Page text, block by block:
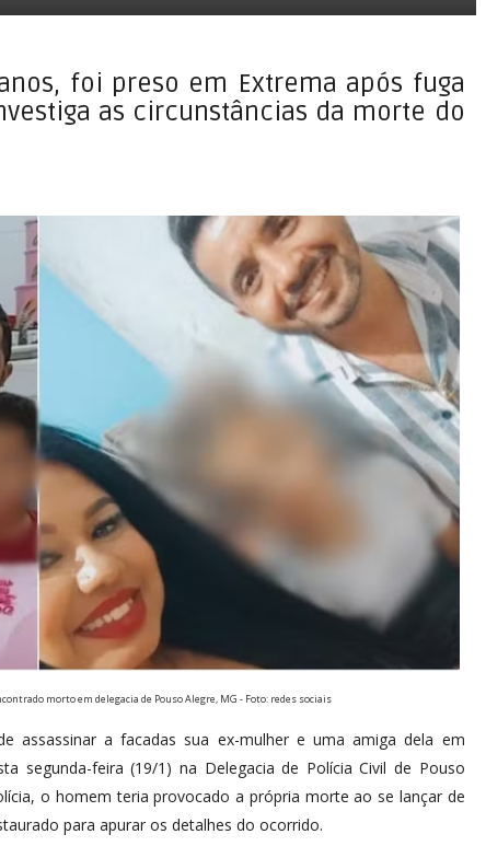
foi preso em Extrema após fuga
as circunstâncias da morte do
morto em delegacia de Pouso Alegre, MG - Foto: redes sociais
assassinar a facadas sua ex-mulher e uma amiga dela em
segunda-feira (19/1) na Delegacia de Polícia Civil de Pouso
o homem teria provocado a própria morte ao se lançar de
para apurar os detalhes do ocorrido.